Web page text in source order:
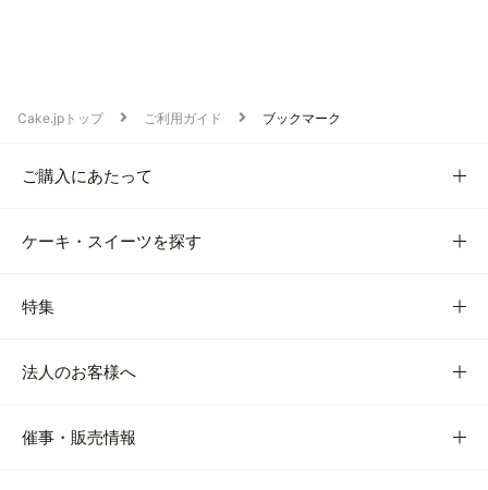
Cake.jpトップ ご利用ガイド ブックマーク
ご購入にあたって
ケーキ・スイーツを探す
特集
法人のお客様へ
催事・販売情報